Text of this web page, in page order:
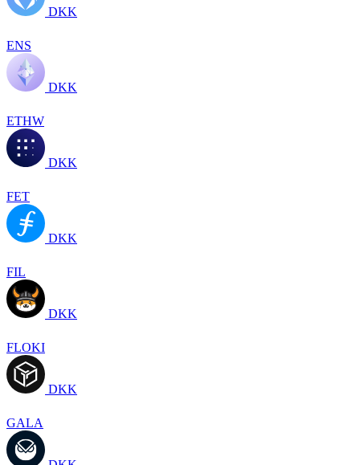
DKK
ENS
DKK
ETHW
DKK
FET
DKK
FIL
DKK
FLOKI
DKK
GALA